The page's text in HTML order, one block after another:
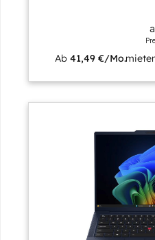
Ab41,49 €/Mo.